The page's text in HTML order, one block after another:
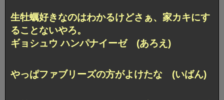
生牡蠣好きなのはわかるけどさぁ、家カキにす
ることないやろ。
ギョシュウ ハンパナイーゼ (あろえ)
やっぱファブリーズの方がよけたな (いばん)